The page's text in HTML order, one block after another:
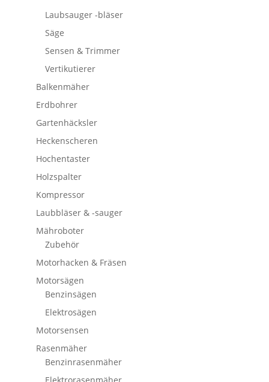
Laubsauger -bläser
Säge
Sensen & Trimmer
Vertikutierer
Balkenmäher
Erdbohrer
Gartenhäcksler
Heckenscheren
Hochentaster
Holzspalter
Kompressor
Laubbläser & -sauger
Mähroboter
Zubehör
Motorhacken & Fräsen
Motorsägen
Benzinsägen
Elektrosägen
Motorsensen
Rasenmäher
Benzinrasenmäher
Elektrorasenmäher